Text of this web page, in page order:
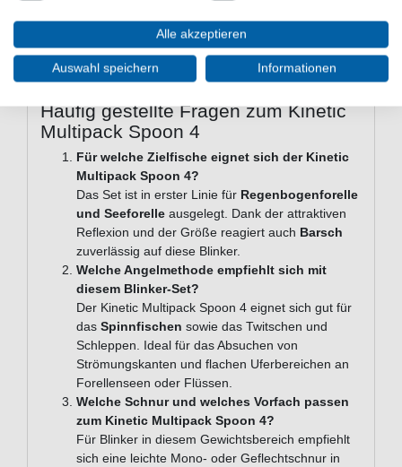
Zielfische: Regenbogenforelle, Seeforelle, Barsch
Lieferumfang
Lieferumfang: 5 Forellenköder wie abgebildet
Häufig gestellte Fragen zum Kinetic
Multipack Spoon 4
Für welche Zielfische eignet sich der Kinetic
Multipack Spoon 4?
Das Set ist in erster Linie für Regenbogenforelle
und Seeforelle ausgelegt. Dank der attraktiven
Reflexion und der Größe reagiert auch Barsch
zuverlässig auf diese Blinker.
Welche Angelmethode empfiehlt sich mit
diesem Blinker-Set?
Der Kinetic Multipack Spoon 4 eignet sich gut für
das Spinnfischen sowie das Twitschen und
Schleppen. Ideal für das Absuchen von
Strömungskanten und flachen Uferbereichen an
Forellenseen oder Flüssen.
Welche Schnur und welches Vorfach passen
zum Kinetic Multipack Spoon 4?
Für Blinker in diesem Gewichtsbereich empfiehlt
sich eine leichte Mono- oder Geflechtschnur in
Alle akzeptieren
Auswahl speichern Informationen